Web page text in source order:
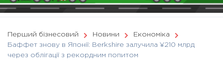
Перший бізнесовий Новини
Економіка
Баффет знову в Японії: Berkshire залучила ¥210 млрд
через облігації з рекордним попитом